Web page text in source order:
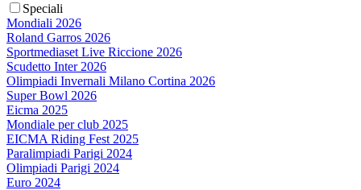
Speciali
Mondiali 2026
Roland Garros 2026
Sportmediaset Live Riccione 2026
Scudetto Inter 2026
Olimpiadi Invernali Milano Cortina 2026
Super Bowl 2026
Eicma 2025
Mondiale per club 2025
EICMA Riding Fest 2025
Paralimpiadi Parigi 2024
Olimpiadi Parigi 2024
Euro 2024